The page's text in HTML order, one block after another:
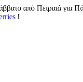
από Πειραιά
!